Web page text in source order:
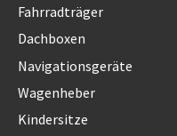
Fahrradträger
Dachboxen
Navigationsgeräte
Wagenheber
Kindersitze